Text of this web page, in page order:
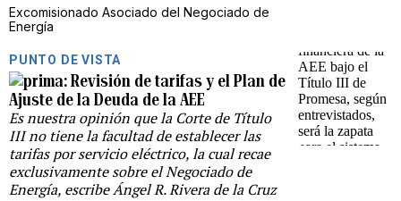
Excomisionado Asociado del Negociado de
Energía
PUNTO DE VISTA
Revisión de tarifas y el Plan de
Ajuste de la Deuda de la AEE
Es nuestra opinión que la Corte de Título
III no tiene la facultad de establecer las
tarifas por servicio eléctrico, la cual recae
exclusivamente sobre el Negociado de
Energía, escribe Ángel R. Rivera de la Cruz